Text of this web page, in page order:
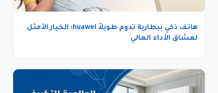
هاتف ذكي ببطارية تدوم طويلاً huawei: الخيار الأمثل
لعشاق الأداء العالي